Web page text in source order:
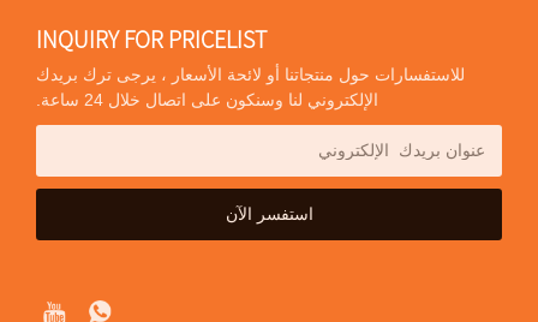
INQUIRY FOR PRICELIST
للاستفسارات حول منتجاتنا أو لائحة الأسعار ، يرجى ترك بريدك
الإلكتروني لنا وسنكون على اتصال خلال 24 ساعة.